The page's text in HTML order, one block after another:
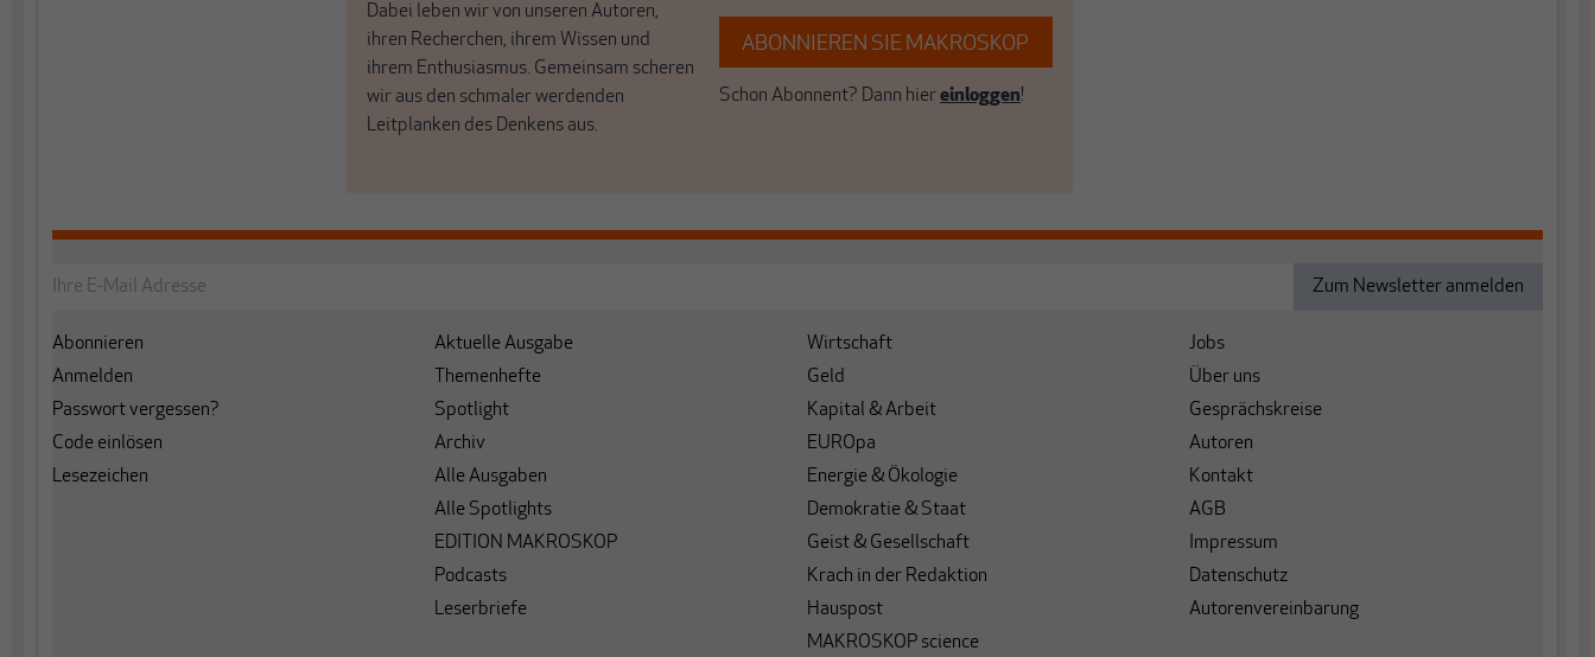
Dabei leben wir von unseren Autoren,
ihren Recherchen, ihrem Wissen und
ihrem Enthusiasmus. Gemeinsam scheren
wir aus den schmaler werdenden
Leitplanken des Denkens aus.
ABONNIEREN SIE MAKROSKOP
Schon Abonnent? Dann hiereinloggen!
Abonnieren
Anmelden
Passwort vergessen?
Code einlösen
Lesezeichen
Aktuelle Ausgabe
Themenhefte
Spotlight
Archiv
Alle Ausgaben
Alle Spotlights
EDITION MAKROSKOP
Podcasts
Leserbriefe
Wirtschaft
Geld
Kapital & Arbeit
EUROpa
Energie & Ökologie
Demokratie & Staat
Geist & Gesellschaft
Krach in der Redaktion
Hauspost
MAKROSKOP science
Jobs
Über uns
Gesprächskreise
Autoren
Kontakt
AGB
Impressum
Datenschutz
Autorenvereinbarung